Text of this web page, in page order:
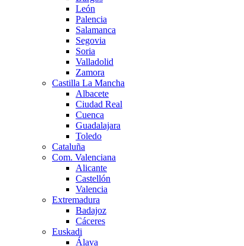
León
Palencia
Salamanca
Segovia
Soria
Valladolid
Zamora
Castilla La Mancha
Albacete
Ciudad Real
Cuenca
Guadalajara
Toledo
Cataluña
Com. Valenciana
Alicante
Castellón
Valencia
Extremadura
Badajoz
Cáceres
Euskadi
Álava